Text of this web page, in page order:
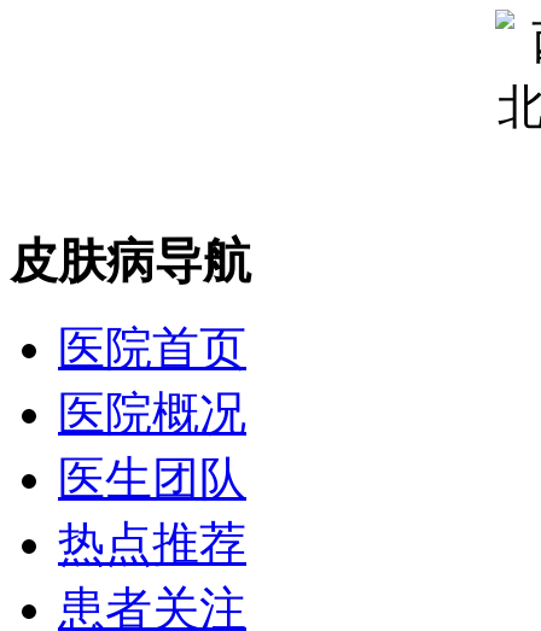
皮肤病导航
医院首页
医院概况
医生团队
热点推荐
患者关注